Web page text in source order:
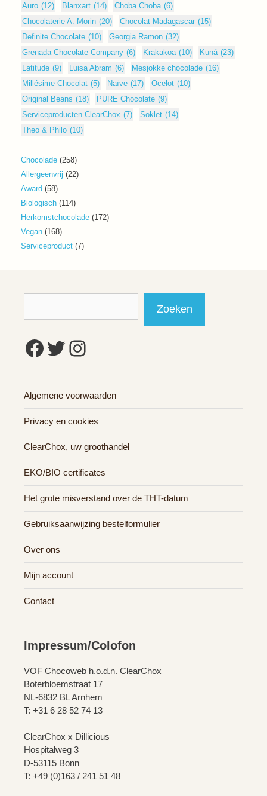
Auro (12) Blanxart (14) Choba Choba (6)
Chocolaterie A. Morin (20) Chocolat Madagascar (15)
Definite Chocolate (10) Georgia Ramon (32)
Grenada Chocolate Company (6) Krakakoa (10) Kuná (23)
Latitude (9) Luisa Abram (6) Mesjokke chocolade (16)
Millésime Chocolat (5) Naïve (17) Ocelot (10)
Original Beans (18) PURE Chocolate (9)
Serviceproducten ClearChox (7) Soklet (14)
Theo & Philo (10)
Chocolade 258258
producten
Allergeenvrij 2222
Award 5858
producten
Biologisch 114114
producten
Herkomstchocolade 172172
Vegan 168168
producten
Serviceproduct 77
Zoeken
Facebook
Twitter
Instagram
Algemene voorwaarden
Privacy en cookies
ClearChox, uw groothandel
EKO/BIO certificates
Het grote misverstand over de THT-datum
Gebruiksaanwijzing bestelformulier
Over ons
Mijn account
Contact
Impressum/Colofon
VOF Chocoweb h.o.d.n. ClearChox
Boterbloemstraat 17
NL-6832 BL Arnhem
T: +31 6 28 52 74 13
ClearChox x Dillicious
Hospitalweg 3
D-53115 Bonn
T: +49 (0)163 / 241 51 48